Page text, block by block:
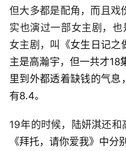
但大多都是配角，而且戏
实也演过一部女主剧，
女主剧，叫
《女生日记
主是高瀚宇，但一共才18
里到外都透着缺钱的气
有8.4。
19年的时候，陆妍淇还
《拜托，请你爱我》中分